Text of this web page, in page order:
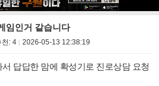
임인거 같습니다
천: 4 2026-05-13 12:38:19
답답한 맘에 확성기로 진로상담 요청